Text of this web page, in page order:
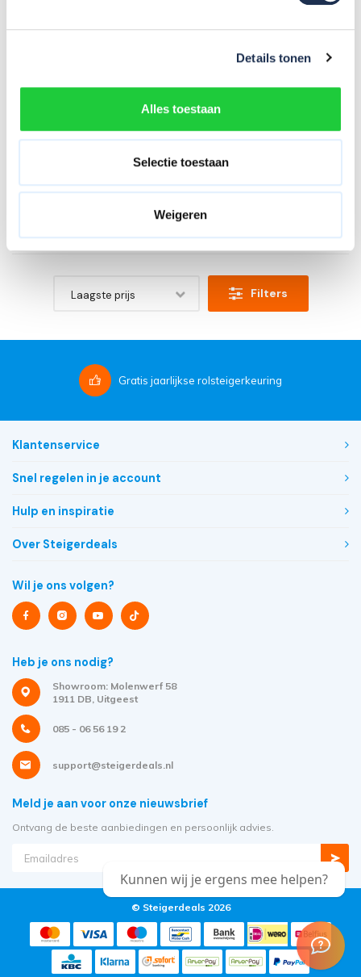
Details tonen
Alles toestaan
Selectie toestaan
Weigeren
Laagste prijs Filters
Gratis jaarlijkse rolsteigerkeuring
Klantenservice
Snel regelen in je account
Hulp en inspiratie
Over Steigerdeals
Wil je ons volgen?
Heb je ons nodig?
Showroom: Molenwerf 58
1911 DB, Uitgeest
085 - 06 56 19 2
support@steigerdeals.nl
Meld je aan voor onze nieuwsbrief
Ontvang de beste aanbiedingen en persoonlijk advies.
© Steigerdeals 2026
Kunnen wij je ergens mee helpen?